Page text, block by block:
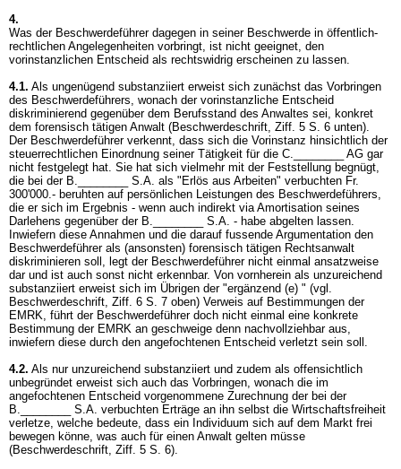
4.
Was der Beschwerdeführer dagegen in seiner Beschwerde in öffentlich-
rechtlichen Angelegenheiten vorbringt, ist nicht geeignet, den
vorinstanzlichen Entscheid als rechtswidrig erscheinen zu lassen.
4.1. Als ungenügend substanziiert erweist sich zunächst das Vorbringen
des Beschwerdeführers, wonach der vorinstanzliche Entscheid
diskriminierend gegenüber dem Berufsstand des Anwaltes sei, konkret
dem forensisch tätigen Anwalt (Beschwerdeschrift, Ziff. 5 S. 6 unten).
Der Beschwerdeführer verkennt, dass sich die Vorinstanz hinsichtlich der
steuerrechtlichen Einordnung seiner Tätigkeit für die C.________ AG gar
nicht festgelegt hat. Sie hat sich vielmehr mit der Feststellung begnügt,
die bei der B.________ S.A. als "Erlös aus Arbeiten" verbuchten Fr.
300'000.- beruhten auf persönlichen Leistungen des Beschwerdeführers,
die er sich im Ergebnis - wenn auch indirekt via Amortisation seines
Darlehens gegenüber der B.________ S.A. - habe abgelten lassen.
Inwiefern diese Annahmen und die darauf fussende Argumentation den
Beschwerdeführer als (ansonsten) forensisch tätigen Rechtsanwalt
diskriminieren soll, legt der Beschwerdeführer nicht einmal ansatzweise
dar und ist auch sonst nicht erkennbar. Von vornherein als unzureichend
substanziiert erweist sich im Übrigen der "ergänzend (e) " (vgl.
Beschwerdeschrift, Ziff. 6 S. 7 oben) Verweis auf Bestimmungen der
EMRK, führt der Beschwerdeführer doch nicht einmal eine konkrete
Bestimmung der EMRK an geschweige denn nachvollziehbar aus,
inwiefern diese durch den angefochtenen Entscheid verletzt sein soll.
4.2. Als nur unzureichend substanziiert und zudem als offensichtlich
unbegründet erweist sich auch das Vorbringen, wonach die im
angefochtenen Entscheid vorgenommene Zurechnung der bei der
B.________ S.A. verbuchten Erträge an ihn selbst die Wirtschaftsfreiheit
verletze, welche bedeute, dass ein Individuum sich auf dem Markt frei
bewegen könne, was auch für einen Anwalt gelten müsse
(Beschwerdeschrift, Ziff. 5 S. 6).